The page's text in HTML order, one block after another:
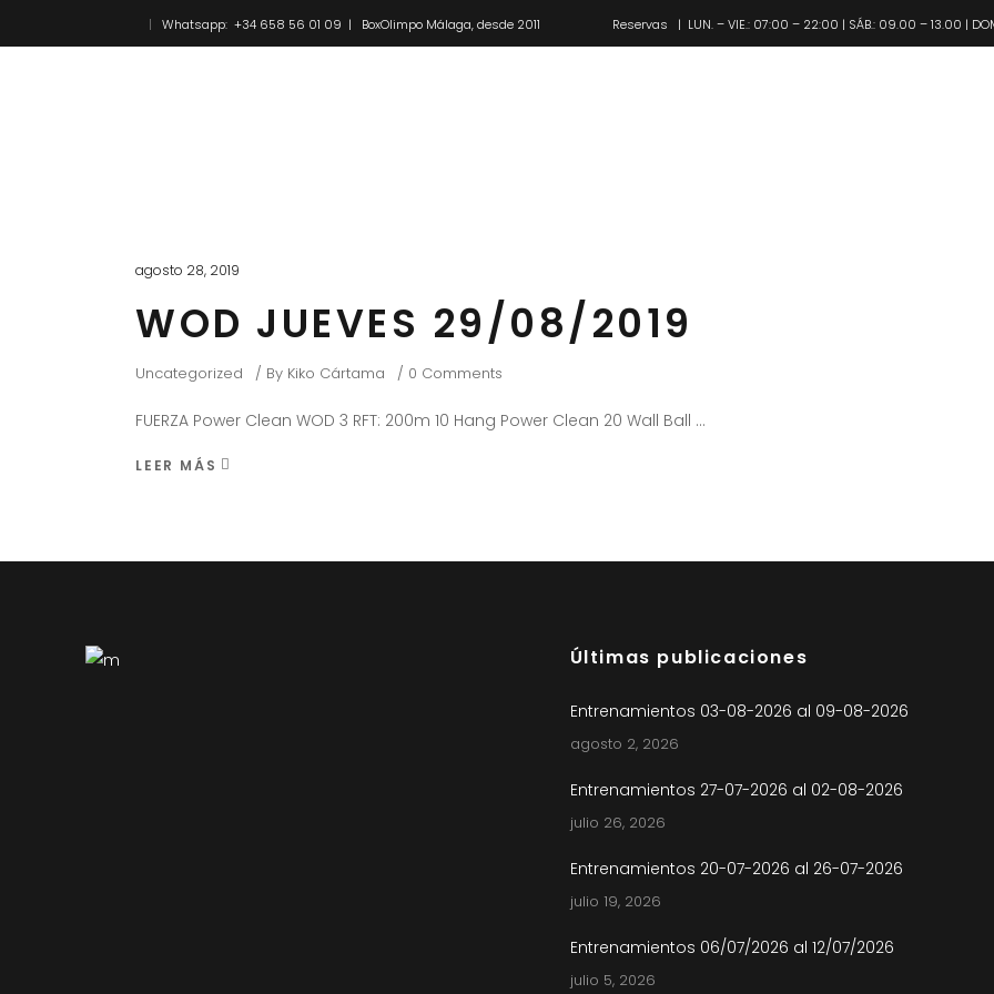
Whatsapp: +34 658 56 01 09 | BoxOlimpo Málaga, desde 2011 Reservas | LUN. – VIE.: 07:00 – 22:00 | SÁB.: 09.00 – 13.00 |
agosto 28, 2019
WOD JUEVES 29/08/2019
Uncategorized By Kiko Cártama 0 Comments
FUERZA Power Clean WOD 3 RFT: 200m 10 Hang Power Clean 20 Wall Ball
LEER MÁS
Últimas publicaciones
Entrenamientos 03-08-2026 al 09-08-2026
agosto 2, 2026
Entrenamientos 27-07-2026 al 02-08-2026
julio 26, 2026
Entrenamientos 20-07-2026 al 26-07-2026
julio 19, 2026
Entrenamientos 06/07/2026 al 12/07/2026
julio 5, 2026